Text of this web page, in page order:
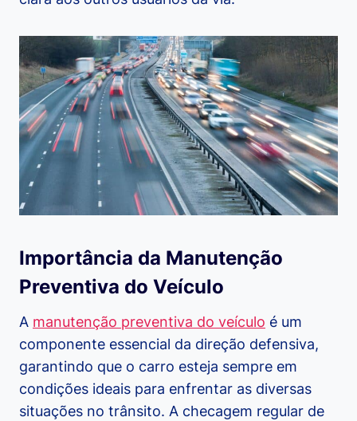
Importância da Manutenção
Preventiva do Veículo
A manutenção preventiva do veículo é um
componente essencial da direção defensiva,
garantindo que o carro esteja sempre em
condições ideais para enfrentar as diversas
situações no trânsito. A checagem regular de